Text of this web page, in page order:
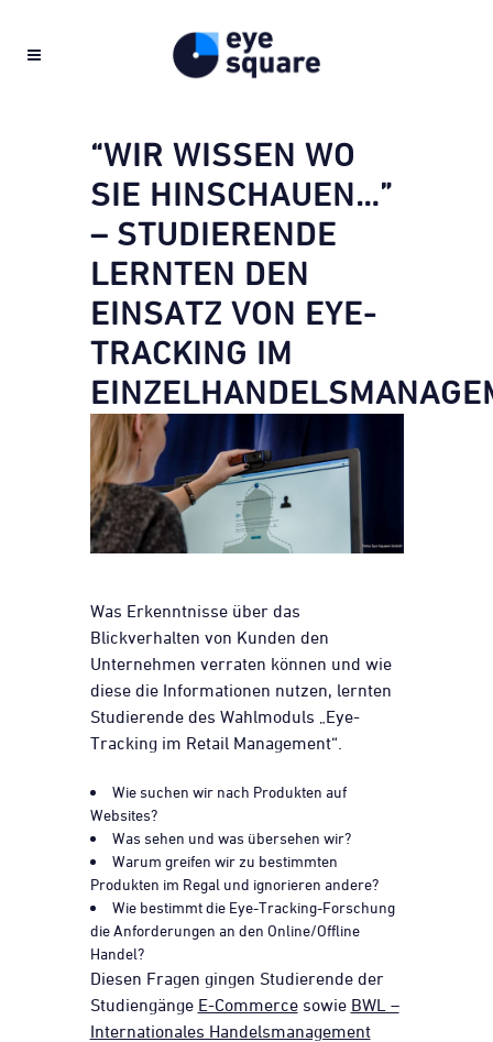
“WIR WISSEN WO
SIE HINSCHAUEN…”
– STUDIERENDE
LERNTEN DEN
EINSATZ VON EYE-
TRACKING IM
Was Erkenntnisse über das
Blickverhalten von Kunden den
Unternehmen verraten können und wie
diese die Informationen nutzen, lernten
Studierende des Wahlmoduls „Eye-
Tracking im Retail Management“.
Wie suchen wir nach Produkten auf
Websites?
Was sehen und was übersehen wir?
Warum greifen wir zu bestimmten
Produkten im Regal und ignorieren andere?
Wie bestimmt die Eye-Tracking-Forschung
die Anforderungen an den Online/Offline
Handel?
Diesen Fragen gingen Studierende der
Studiengänge E-Commercesowie BWL –
Internationales Handelsmanagement